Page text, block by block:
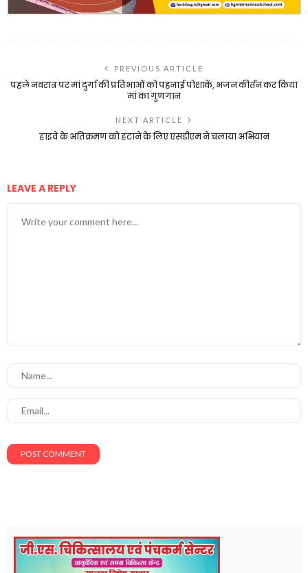
PREVIOUS ARTICLE
पहले नवरात्र पर मां दुर्गा की प्रतिभाओं को पहनाई पोशाकें, भजन कीर्तन कर किया
मां का गुणगान
NEXT ARTICLE
हाइवे के अतिक्रमण को हटाने के लिए एसडीएम ने चलाया अभियान
LEAVE A REPLY